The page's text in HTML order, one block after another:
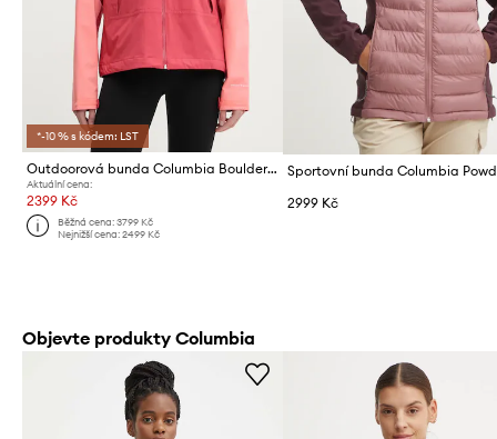
*-10 % s kódem: LST
Outdoorová bunda Columbia Boulder Falls
Aktuální cena:
2399 Kč
Běžná cena:3799 Kč
Nejnižší cena:2499 Kč
2999 Kč
Objevte produkty Columbia